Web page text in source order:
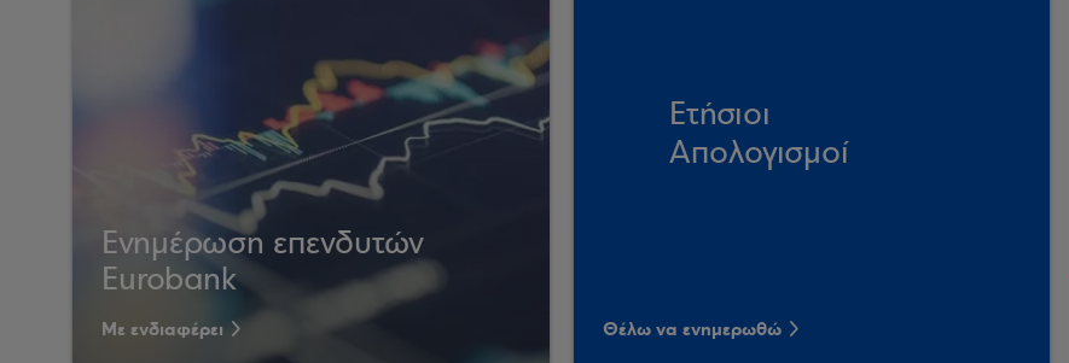
Ενημέρωση επενδυτών
Eurobank
Με ενδιαφέρει
Ετήσιοι
Απολογισμοί
Θέλω να ενημερωθώ